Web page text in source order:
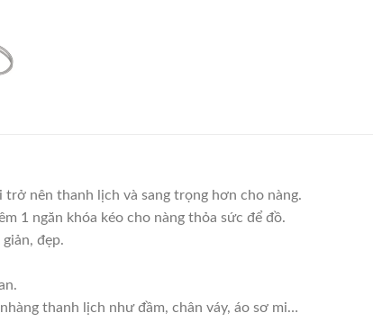
nên thanh lịch và sang trọng hơn cho nàng.
1 ngăn khóa kéo cho nàng thỏa sức để đồ.
đẹp.
thanh lịch như đầm, chân váy, áo sơ mi…